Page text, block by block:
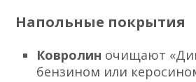
Напольные покрытия
Ковролин очищают
бензином или